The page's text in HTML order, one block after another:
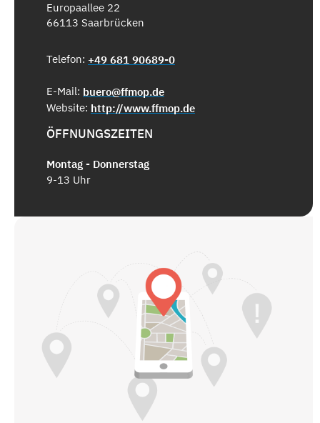
Europaallee 22
66113 Saarbrücken
Telefon: +49 681 90689-0
E-Mail: buero@ffmop.de
Website: http://www.ffmop.de
ÖFFNUNGSZEITEN
Montag - Donnerstag
9-13 Uhr